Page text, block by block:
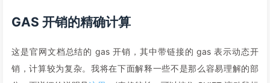
GAS 开销的精确计算
这是官网文档总结的 gas 开销，其中带链接的 gas 表示动态开
销，计算较为复杂。我将在下面解释一些不是那么容易理解的部